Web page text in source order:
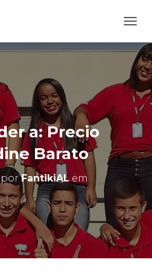
L
T
E
R
N
A
N
A
E
G
O
a: Precio
Barato
porFantikiALem